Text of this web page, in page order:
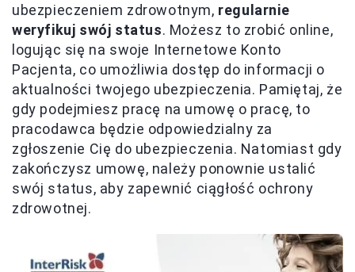
ubezpieczeniem zdrowotnym, regularnie
weryfikuj swój status. Możesz to zrobić online,
logując się na swoje Internetowe Konto
Pacjenta, co umożliwia dostęp do informacji o
aktualności twojego ubezpieczenia. Pamiętaj, że
gdy podejmiesz pracę na umowę o pracę, to
pracodawca będzie odpowiedzialny za
zgłoszenie Cię do ubezpieczenia. Natomiast gdy
zakończysz umowę, należy ponownie ustalić
swój status, aby zapewnić ciągłość ochrony
zdrowotnej.